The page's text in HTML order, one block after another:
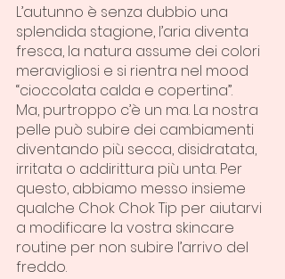
L’autunno è senza dubbio una
splendida stagione, l’aria diventa
fresca, la natura assume dei colori
meravigliosi e si rientra nel mood
“cioccolata calda e copertina”.
Ma, purtroppo c’è un ma. La nostra
pelle può subire dei cambiamenti
diventando più secca, disidratata,
irritata o addirittura più unta. Per
questo, abbiamo messo insieme
qualche Chok Chok Tip per aiutarvi
a modificare la vostra skincare
routine per non subire l’arrivo del
freddo.